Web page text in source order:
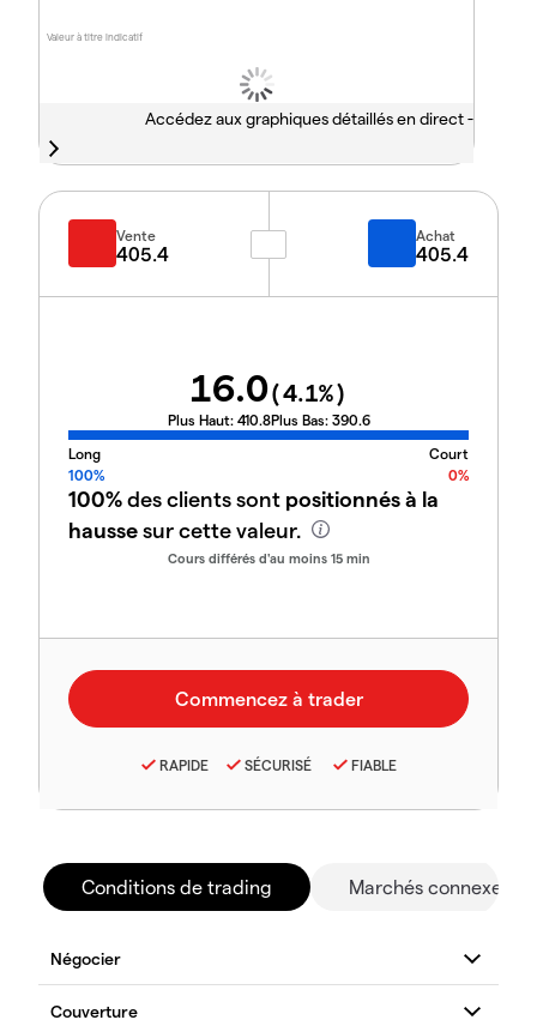
Valeur à titre indicatif
Accédez aux graphiques détaillés en direct -
Vente
405.4
Achat
405.4
16.0(4.1%)
Plus Haut: 410.8Plus Bas: 390.6
Long
Court
100%
0%
100%des clients sont positionnés à la
haussesur cette valeur.
Cours différés d'au moins 15 min
RAPIDE SÉCURISÉ FIABLE
Conditions de trading Marchés connexes